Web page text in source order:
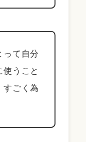
って自分
使うこと
すごく為